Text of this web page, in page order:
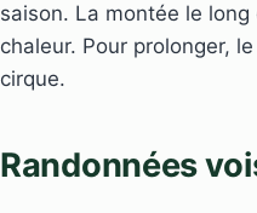
saison. La montée le
chaleur. Pour prolonger,
cirque.
Randonnées